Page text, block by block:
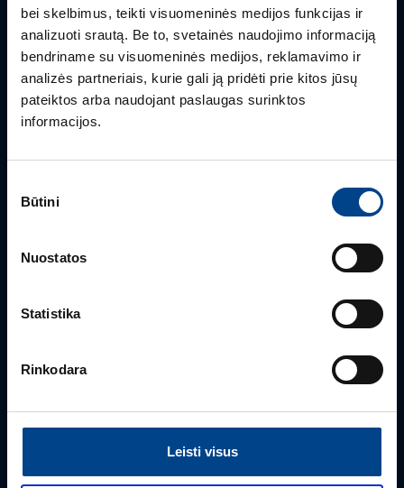
bei skelbimus, teikti visuomeninės medijos funkcijas ir
analizuoti srautą. Be to, svetainės naudojimo informaciją
bendriname su visuomeninės medijos, reklamavimo ir
analizės partneriais, kurie gali ją pridėti prie kitos jūsų
pateiktos arba naudojant paslaugas surinktos
informacijos.
pasirinkimas
Būtini
Nuostatos
Statistika
Rinkodara
Leisti visus
Mielai atsakysime į Jums aktualius klausimus.
GALIOS ELEKTRONIKOS SKYRIAUS VADOVAS
+370 612 61970